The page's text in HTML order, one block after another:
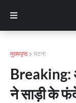
मुख्यपृष्ठ घटना
Breaking:
ने साड़ी के